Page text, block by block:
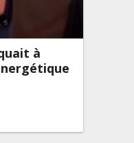
à